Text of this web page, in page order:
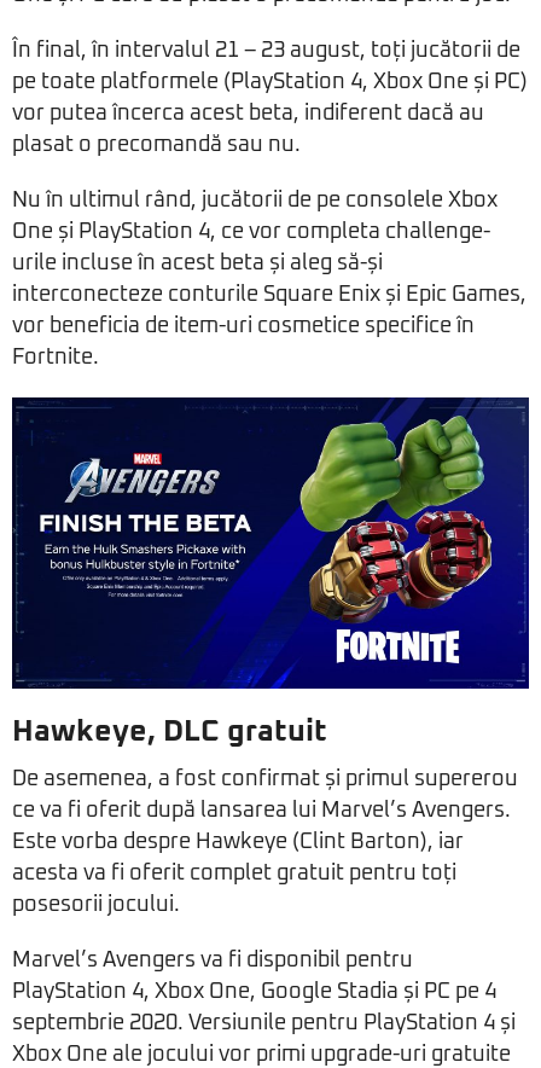
În final, în intervalul 21 – 23 august, toți jucătorii de
pe toate platformele (PlayStation 4, Xbox One și PC)
vor putea încerca acest beta, indiferent dacă au
plasat o precomandă sau nu.
Nu în ultimul rând, jucătorii de pe consolele Xbox
One și PlayStation 4, ce vor completa challenge-
urile incluse în acest beta și aleg să-și
interconecteze conturile Square Enix și Epic Games,
vor beneficia de item-uri cosmetice specifice în
Fortnite.
Hawkeye, DLC gratuit
De asemenea, a fost confirmat și primul supererou
ce va fi oferit după lansarea lui Marvel’s Avengers.
Este vorba despre Hawkeye (Clint Barton), iar
acesta va fi oferit complet gratuit pentru toți
posesorii jocului.
Marvel’s Avengers va fi disponibil pentru
PlayStation 4, Xbox One, Google Stadia și PC pe 4
septembrie 2020. Versiunile pentru PlayStation 4 și
Xbox One ale jocului vor primi upgrade-uri gratuite